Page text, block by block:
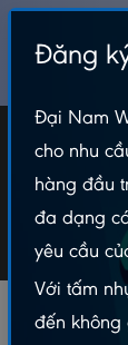
Tấm Nhựa
Tấm ốp 2
Bộ lọc
Đăng
Đại Nam
cho nhu
hàng đầu
đa dạng
yêu cầu
Với tấm
đến không